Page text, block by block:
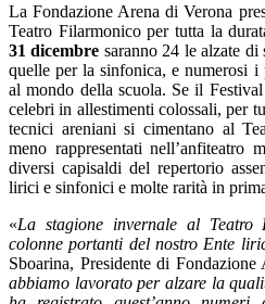
La Fondazione Arena di Verona
Teatro Filarmonico per tutta la
31 dicembre saranno 24 le alzate
quelle per la sinfonica, e numerosi i
al mondo della scuola. Se il
celebri in allestimenti colossali, per
tecnici areniani si cimentano al
meno rappresentati
diversi capisaldi del repertorio
lirici e sinfonici e molte rarità in
«La stagione invernale al
colonne portanti del nostro Ente
Sboarina, Presidente di Fondazione
abbiamo lavorato per alzare la